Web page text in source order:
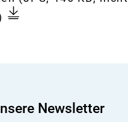
Dr.
Prof.Newsletter